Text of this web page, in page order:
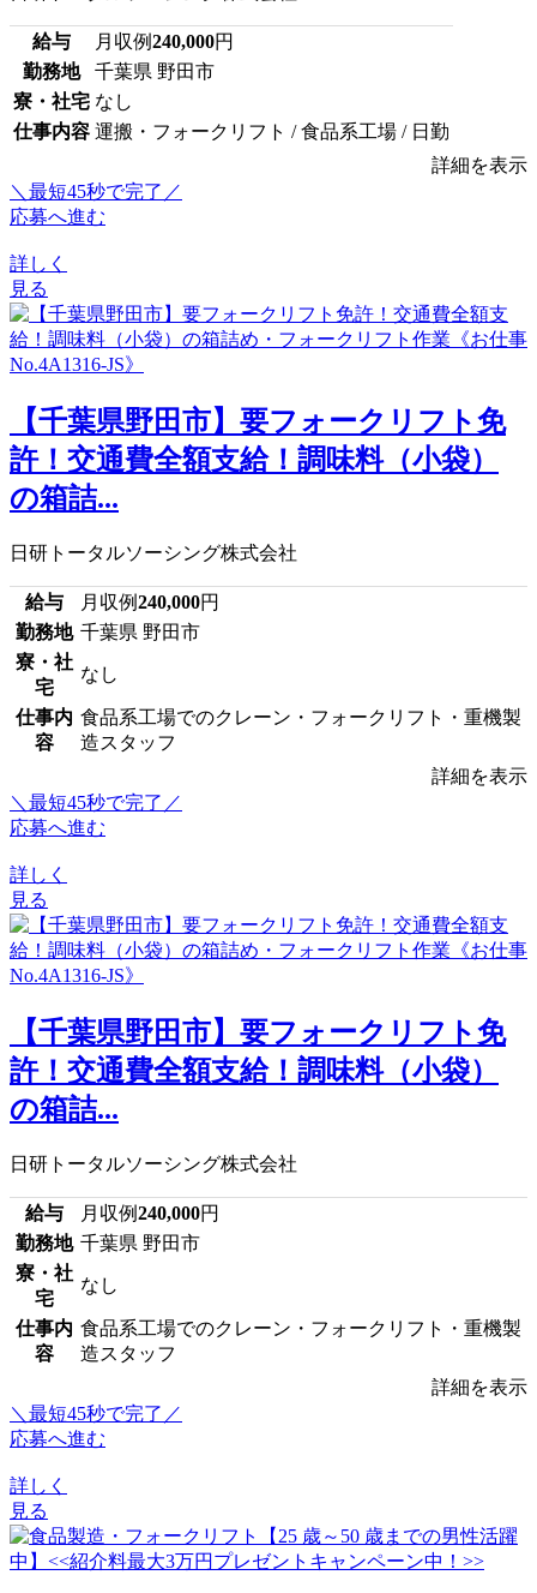
給与 月収例240,000円
勤務地
千葉県 野田市
寮・社宅 なし
仕事内容 運搬・フォークリフト / 食品系工場 / 日勤
詳細を表示
＼最短45秒で完了／
応募へ進む
詳しく
見る
【千葉県野田市】要フォークリフト免
許！交通費全額支給！調味料（小袋）
の箱詰...
日研トータルソーシング株式会社
給与 月収例240,000円
勤務地 千葉県 野田市
寮・社
宅
なし
仕事内
容
食品系工場でのクレーン・フォークリフト・重機製
造スタッフ
詳細を表示
＼最短45秒で完了／
応募へ進む
詳しく
見る
【千葉県野田市】要フォークリフト免
許！交通費全額支給！調味料（小袋）
の箱詰...
日研トータルソーシング株式会社
給与 月収例240,000円
勤務地 千葉県 野田市
寮・社
宅
なし
仕事内
容
食品系工場でのクレーン・フォークリフト・重機製
造スタッフ
詳細を表示
＼最短45秒で完了／
応募へ進む
詳しく
見る